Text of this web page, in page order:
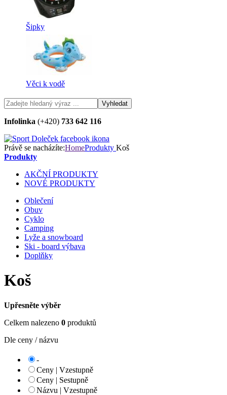
Šipky
Věci k vodě
Infolinka (+420) 733 642 116
Právě se nacházíte:HomeProdukty Koš
Produkty
AKČNÍ PRODUKTY
NOVÉ PRODUKTY
Oblečení
Obuv
Cyklo
Camping
Lyže a snowboard
Ski - board výbava
Doplňky
Koš
Upřesněte výběr
Celkem nalezeno 0 produktů
Dle ceny / názvu
-
Ceny | Vzestupně
Ceny | Sestupně
Názvu | Vzestupně